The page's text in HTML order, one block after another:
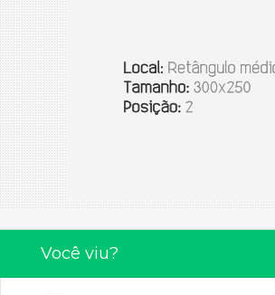
Você viu?